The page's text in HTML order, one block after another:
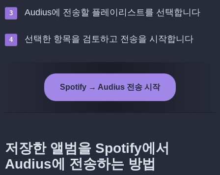
Audius에 전송할 플레이리스트를 선택합니다
선택한 항목을 검토하고 전송을 시작합니다
Spotify → Audius 전송 시작
저장한 앨범을 Spotify에서
Audius에 전송하는 방법